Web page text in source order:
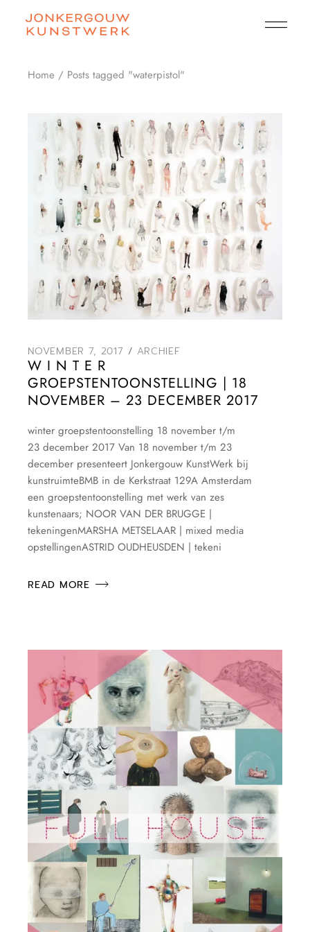
content
Home Posts tagged "waterpistol"
NOVEMBER 7, 2017 ARCHIEF
W I N T E R
GROEPSTENTOONSTELLING | 18
NOVEMBER – 23 DECEMBER 2017
winter groepstentoonstelling 18 november t/m
23 december 2017 Van 18 november t/m 23
december presenteert Jonkergouw KunstWerk bij
kunstruimteBMB in de Kerkstraat 129A Amsterdam
een groepstentoonstelling met werk van zes
kunstenaars; NOOR VAN DER BRUGGE |
tekeningenMARSHA METSELAAR | mixed media
opstellingenASTRID OUDHEUSDEN | tekeni
READ MORE